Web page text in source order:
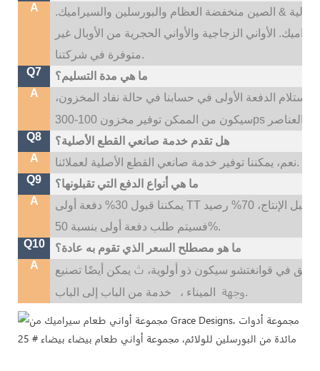
A
عالية & الصين منخفضة العظام والبورسلين والسيراميك.
الأواني الزجاجية والأواني الحجرية من الأوبال غير
متوفرة في شركتنا.
Q7
ما هي مدة التسليم؟
A
وقت التسليم لدينا هو 35 ~ 45 يومًا بعد استلام الدفعة الأولى في حسابنا في حالة نفاد المخزون،
Q8
A
نعم، يمكننا توفير خدمة صانعي القطع الأصلية لعملائنا.
Q9
ما هي أنواع الدفع التي تقبلونها؟
A
يمكننا قبول 30% دفعة أولى TT قبل الإنتاج، 70% رصيد TT قبل التسليم؛ إذا كنت بحاجة إلى شعار مخصص،
فسيتم طلب دفعة أولى بنسبة 50%.
Q10
ما هو مصطلح السعر الذي تقوم به عادة؟
A
في قوانغتشو سيكون ذو أولوية، ث
وجهة
الميناء ، خدمة من الباب إلى الباب.